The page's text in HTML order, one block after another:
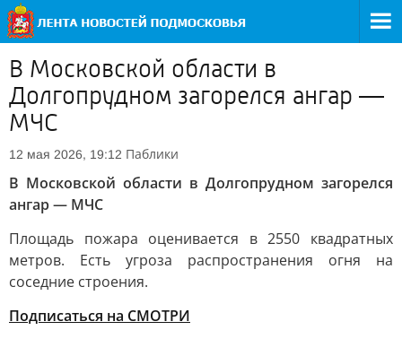
В Московской области в
Долгопрудном загорелся ангар —
МЧС
12 мая 2026, 19:12 Паблики
В Московской области в Долгопрудном загорелся
ангар — МЧС
Площадь пожара оценивается в 2550 квадратных
метров. Есть угроза распространения огня на
соседние строения.
Подписаться на СМОТРИ